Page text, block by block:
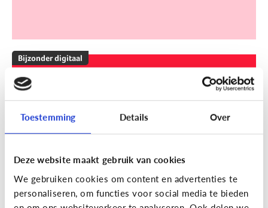
Toestemming Details Over
Deze website maakt gebruik van cookies
We gebruiken cookies om content en advertenties te
personaliseren, om functies voor social media te bieden
Bijzonder digitaal
Mijn kind is slechthorend of doof.
Welke apps of toepassingen
kunnen helpen?